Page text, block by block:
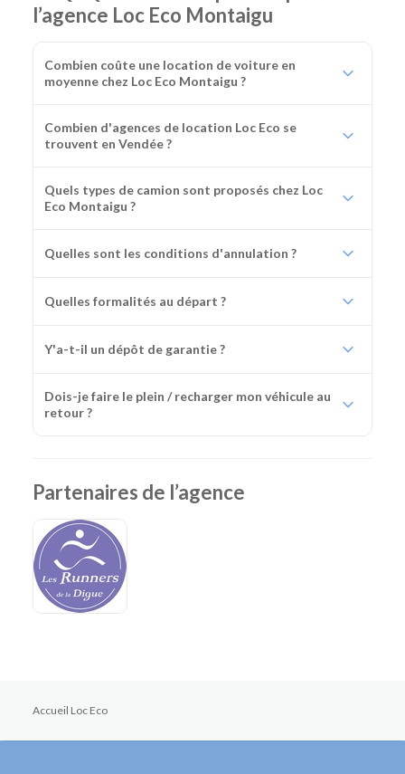
l’agence Loc Eco Montaigu
Combien coûte une location de voiture en
moyenne chez Loc Eco Montaigu ?
Combien d'agences de location Loc Eco se
trouvent en Vendée ?
Quels types de camion sont proposés chez Loc
Eco Montaigu ?
Quelles sont les conditions d'annulation ?
Quelles formalités au départ ?
Y'a-t-il un dépôt de garantie ?
Dois-je faire le plein / recharger mon véhicule au
retour ?
Partenaires de l’agence
Accueil Loc Eco